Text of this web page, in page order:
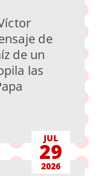
de
de un
las
JUL
29
2026